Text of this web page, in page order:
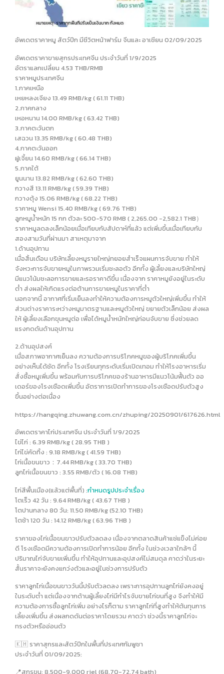
อัพเดตราคาหมู สัตว์ปีก มีชีวิตหน้าฟาร์ม จีนและ อาเชียน 02/09/2025
อัพเดตราคาขายสุกรประเทศจีน ประจำวันที่ 1/9/2025
อัตราแลกเปลี่ยน 4.53 THB/RMB
ราคาหมูประเทศจีน
1.ภาคเหนือ
เหยหลงเจียง 13.49 RMB/kg ( 61.11 THB)
2.ภาคกลาง
เหอหนาน 14.00 RMB/kg ( 63.42 THB)
3.ภาคตะวันตก
เสฉวน 13.35 RMB/kg ( 60.48 THB)
4.ภาคตะวันออก
ฝูเจี้ยน 14.60 RMB/kg ( 66.14 THB)
5.ภาคใต้
ยูนนาน 13.82 RMB/kg ( 62.60 THB)
กวางสี 13.11 RMB/kg ( 59.39 THB)
กวางตุ้ง 15.06 RMB/kg ( 68.22 THB)
ราคาหมู Wensi 15.40 RMB/kg ( 69.76 THB)
ลูกหมูน้ำหนัก 15 กก ตัวละ 500-570 RMB ( 2,265.00 -2,582.1 THB）
ราคาหมูลดลงเล็กน้อยเมื่อเทียบกับสัปดาห์ที่แล้ว แต่เพิ่มขึ้นเมื่อเทียบกับ
สองสามวันที่ผ่านมา สาเหตุมาจาก
1.ด้านอุปทาน
เมื่อสิ้นเดือน บริษัทเลี้ยงหมูรายใหญ่ทยอยสำเร็จแผนการจับขาย ทำให้
จังหวะการจับขายหมูในภาพรวมเริ่มชะลอตัว อีกทั้ง ผู้เลี้ยงและบริษัทใหญ่
มีแนวโน้มชะลอการขายและรอราคาดีขึ้น เนื่องจาก ราคาหมูยังอยู่ในระดับ
ต่ำ ส่งผลให้เกิดแรงต่อต้านการขายหมูในราคาที่ต่ำ
นอกจากนี้ อากาศที่เริ่มเย็นลงทำให้ความต้องการหมูตัวใหญ่เพิ่มขึ้น ทำให้
ส่วนต่างราคาระหว่างหมูมาตรฐานและหมูตัวใหญ่ ขยายตัวเล็กน้อย ส่งผล
ให้ ผู้เลี้ยงเลือกขุนหมูต่อ เพื่อได้หมูน้ำหนักใหญ่ก่อนจับขาย ซึ่งช่วยลด
แรงกดดันด้านอุปทาน
2.ด้านอุปสงค์
เมื่อสภาพอากาศเย็นลง ความต้องการบริโภคหมูของผู้บริโภคเพิ่มขึ้น
อย่างเห็นได้ชัด อีกทั้ง โรงเรียนทุกระดับเริ่มเปิดเทอม ทำให้โรงอาหารเริ่ม
สั่งซื้อหมูเพิ่มขึ้น พร้อมกับการบริโภคของร้านอาหารมีแนวโน้มฟื้นตัว ออ
เดอร์ของโรงเชือดเพิ่มขึ้น อัตราการเปิดทำการของโรงเชือดปรับตัวสูง
ขึ้นอย่างต่อเนื่อง
https://hangqing.zhuwang.com.cn/zhuping/20250901/617626.html
อัพเดตราคาไก่ประเทศจีน ประจำวันที่ 1/9/2025
ไข่ไก่ : 6.39 RMB/kg ( 28.95 THB )
ไก่ไข่คัดทิ้ง : 9.18 RMB/kg ( 41.59 THB)
ไก่เนื้อขนขาว：7.44 RMB/kg ( 33.70 THB)
ลูกไก่เนื้อขนขาว : 3.55 RMB/ตัว ( 16.08 THB)
ไก่สีพื้นเมือง(แล้วแต่พื้นที่) :กำหนดรูปประจำเรื่อง
โตเร็ว 42 วัน : 9.64 RMB/kg ( 43.67 THB )
โตปานกลาง 80 วัน: 11.50 RMB/kg (52.10 THB)
โตช้า 120 วัน : 14.12 RMB/kg ( 63.96 THB )
ราคาของไก่เนื้อขนขาวปรับตัวลดลง เนื่องจากตลาดสินค้าแช่แข็งไม่ค่อย
ดี โรงเชือดมีความต้องการเปิดทำการน้อย อีกทั้ง ในช่วงเวลาใกล้ๆ นี้
ปริมาณไก่จับขายเพิ่มขึ้น ทำให้อุปทานและอุปสงค์ไม่สมดุล คาดว่าในระยะ
สั้นราคาจะยังคงแกว่งตัวและอยู่ในช่วงการปรับตัว
ราคาลูกไก่เนื้อขนขาววันนี้ปรับตัวลดลง เพราะการอุปทานลูกไก่ยังคงอยู่
ในระดับต่ำ แต่เนื่องจากด้านผู้เลี้ยงไก่มีกำไรจับขายไก่ขนที่สูง จึงทำให้มี
ความต้องการซื้อลูกไก่เพิ่ม อย่างไรก็ตาม ราคาลูกไก่ที่สูงทำให้ต้นทุนการ
เลี้ยงเพิ่มขึ้น ส่งผลกดดันต่อราคาโดยรวม คาดว่า ช่วงนี้ราคาลูกไก่จะ
ทรงตัวหรืออ่อนตัว
🇰🇭 ราคาสุกรและสัตว์ปีกในพื้นที่ประเทศกัมพูชา
ประจำวันที่ 01/09/2025:
📍สุกรขุน: 8,500-9,000 riel (68.70-72.74 bath)